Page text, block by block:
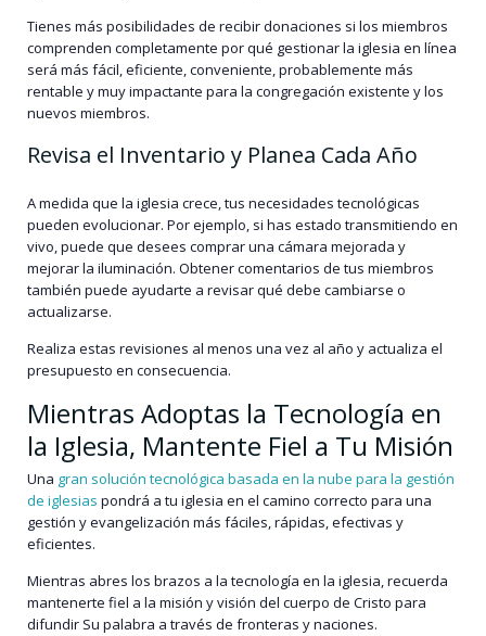
Tienes más posibilidades de recibir donaciones si los miembros
comprenden completamente por qué gestionar la iglesia en línea
será más fácil, eficiente, conveniente, probablemente más
rentable y muy impactante para la congregación existente y los
nuevos miembros.
Revisa el Inventario y Planea Cada Año
A medida que la iglesia crece, tus necesidades tecnológicas
pueden evolucionar. Por ejemplo, si has estado transmitiendo en
vivo, puede que desees comprar una cámara mejorada y
mejorar la iluminación. Obtener comentarios de tus miembros
también puede ayudarte a revisar qué debe cambiarse o
actualizarse.
Realiza estas revisiones al menos una vez al año y actualiza el
presupuesto en consecuencia.
Mientras Adoptas la Tecnología en
la Iglesia, Mantente Fiel a Tu Misión
Una gran solución tecnológica basada en la nube para la gestión
de iglesias pondrá a tu iglesia en el camino correcto para una
gestión y evangelización más fáciles, rápidas, efectivas y
eficientes.
Mientras abres los brazos a la tecnología en la iglesia, recuerda
mantenerte fiel a la misión y visión del cuerpo de Cristo para
difundir Su palabra a través de fronteras y naciones.